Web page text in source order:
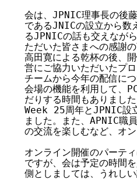
会は、JPNIC理事長の後
であるJNICの設立から
るJPNICの話も交えなが
ただいた皆さまへの感謝
高田寛による乾杯の後、
営にご協力いただいたプ
チームから今年の配信に
会場の機能を利用して、
だりする時間もありま
Week 25周年とJPNIC設
ました。また、APNIC職
の交流を楽しむなど、オ
オンライン開催のパーテ
ですが、会は予定の時間
側としましては、うれし